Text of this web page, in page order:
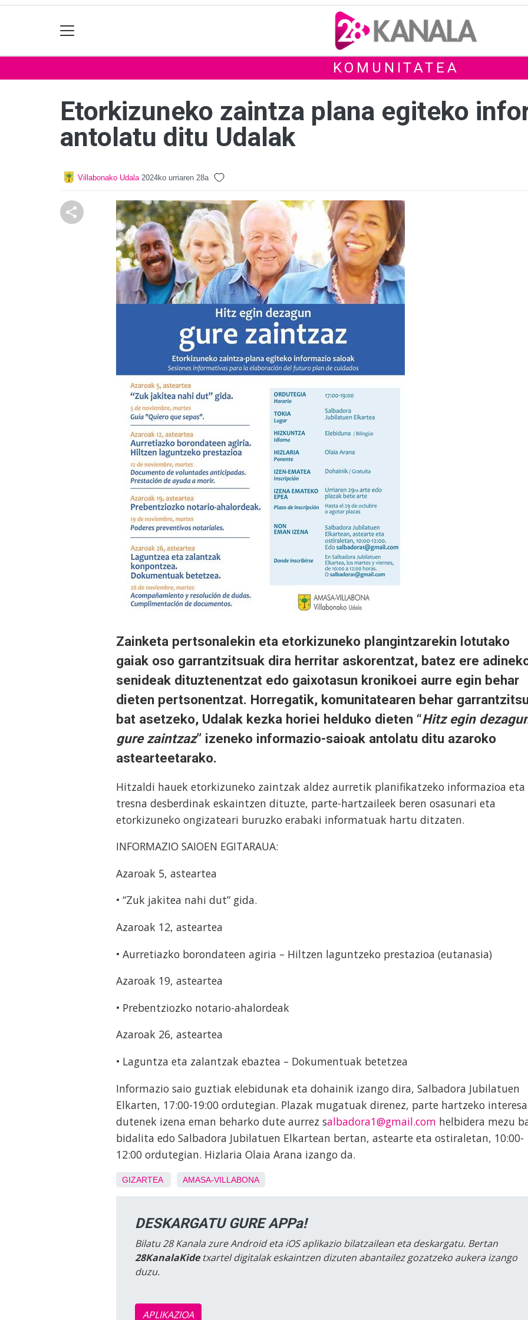
KOMUNITATEA
Etorkizuneko zaintza plana egiteko
antolatu ditu Udalak
Villabonako Udala 2024ko urriaren 28a
Zainketa pertsonalekin eta etorkizuneko plangintzarekin lotutako
gaiak oso garrantzitsuak dira herritar askorentzat, batez ere
senideak dituztenentzat edo gaixotasun kronikoei aurre egin behar
dieten pertsonentzat. Horregatik, komunitatearen behar
bat asetzeko, Udalak kezka horiei helduko dieten “Hitz egin
gure zaintzaz” izeneko informazio-saioak antolatu ditu azaroko
astearteetarako.
Hitzaldi hauek etorkizuneko zaintzak aldez aurretik planifikatzeko informazioa eta
tresna desberdinak eskaintzen dituzte, parte-hartzaileek beren osasunari eta
etorkizuneko ongizateari buruzko erabaki informatuak hartu ditzaten.
INFORMAZIO SAIOEN EGITARAUA:
Azaroak 5, asteartea
• “Zuk jakitea nahi dut” gida.
Azaroak 12, asteartea
• Aurretiazko borondateen agiria – Hiltzen laguntzeko prestazioa (eutanasia)
Azaroak 19, asteartea
• Prebentziozko notario-ahalordeak
Azaroak 26, asteartea
• Laguntza eta zalantzak ebaztea – Dokumentuak betetzea
Informazio saio guztiak elebidunak eta dohainik izango dira, Salbadora Jubilatuen
Elkarten, 17:00-19:00 ordutegian. Plazak mugatuak direnez, parte hartzeko interesa
dutenek izena eman beharko dute aurrez salbadora1@gmail.com helbidera mezu
bidalita edo Salbadora Jubilatuen Elkartean bertan, astearte eta ostiraletan, 10:00-
12:00 ordutegian. Hizlaria Olaia Arana izango da.
GIZARTEA AMASA-VILLABONA
DESKARGATU GURE APPa!
Bilatu 28 Kanala zure Android eta iOS aplikazio bilatzailean eta deskargatu. Bertan
28KanalaKidetxartel digitalak eskaintzen dizuten abantailez gozatzeko aukera izango
duzu.
APLIKAZIOA